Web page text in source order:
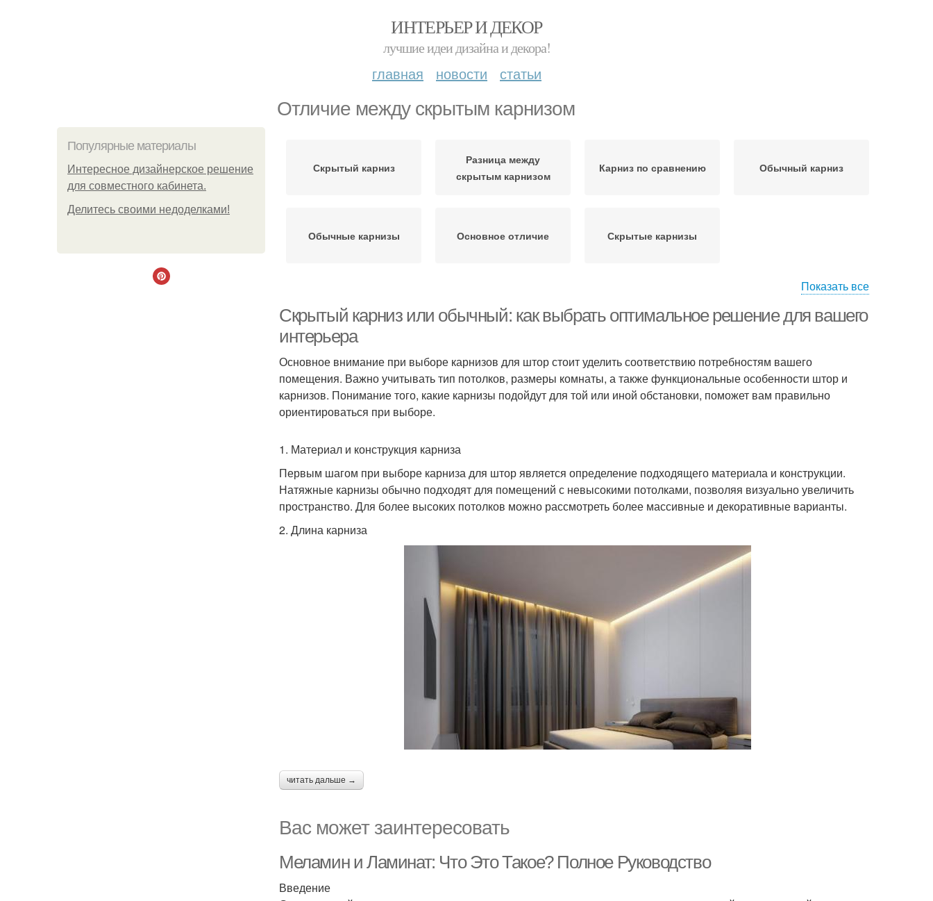
ИНТЕРЬЕР И ДЕКОР
лучшие идеи дизайна и декора!
главная новости статьи
Отличие между скрытым карнизом
Популярные материалы
Интересное дизайнерское решение
для совместного кабинета.
Делитесь своими недоделками!
Скрытый карниз
Разница между
скрытым карнизом
Карниз по сравнению Обычный карниз
Обычные карнизы Основное отличие Скрытые карнизы
Показать все
Скрытый карниз или обычный: как выбрать оптимальное решение для вашего
интерьера
Основное внимание при выборе карнизов для штор стоит уделить соответствию потребностям вашего
помещения. Важно учитывать тип потолков, размеры комнаты, а также функциональные особенности штор и
карнизов. Понимание того, какие карнизы подойдут для той или иной обстановки, поможет вам правильно
ориентироваться при выборе.
1. Материал и конструкция карниза
Первым шагом при выборе карниза для штор является определение подходящего материала и конструкции.
Натяжные карнизы обычно подходят для помещений с невысокими потолками, позволяя визуально увеличить
пространство. Для более высоких потолков можно рассмотреть более массивные и декоративные варианты.
2. Длина карниза
читать дальше →
Вас может заинтересовать
Меламин и Ламинат: Что Это Такое? Полное Руководство
Введение